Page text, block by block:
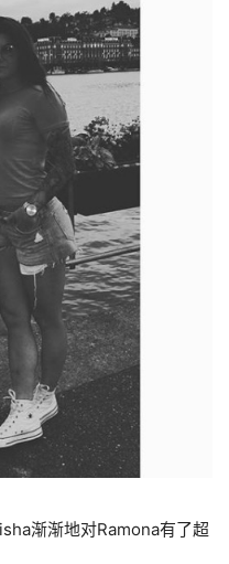
渐渐地对Ramona有了超